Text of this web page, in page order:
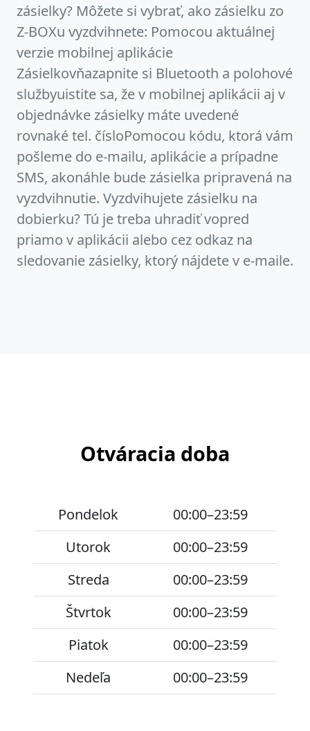
zásielky? Môžete si vybrať, ako zásielku zo
Z-BOXu vyzdvihnete: Pomocou aktuálnej
verzie mobilnej aplikácie
Zásielkovňazapnite si Bluetooth a polohové
službyuistite sa, že v mobilnej aplikácii aj v
objednávke zásielky máte uvedené
rovnaké tel. čísloPomocou kódu, ktorá vám
pošleme do e-mailu, aplikácie a prípadne
SMS, akonáhle bude zásielka pripravená na
vyzdvihnutie. Vyzdvihujete zásielku na
dobierku? Tú je treba uhradiť vopred
priamo v aplikácii alebo cez odkaz na
sledovanie zásielky, ktorý nájdete v e-maile.
Otváracia doba
Pondelok
00:00–23:59
Utorok
00:00–23:59
Streda
00:00–23:59
Štvrtok
00:00–23:59
Piatok
00:00–23:59
Nedeľa
00:00–23:59